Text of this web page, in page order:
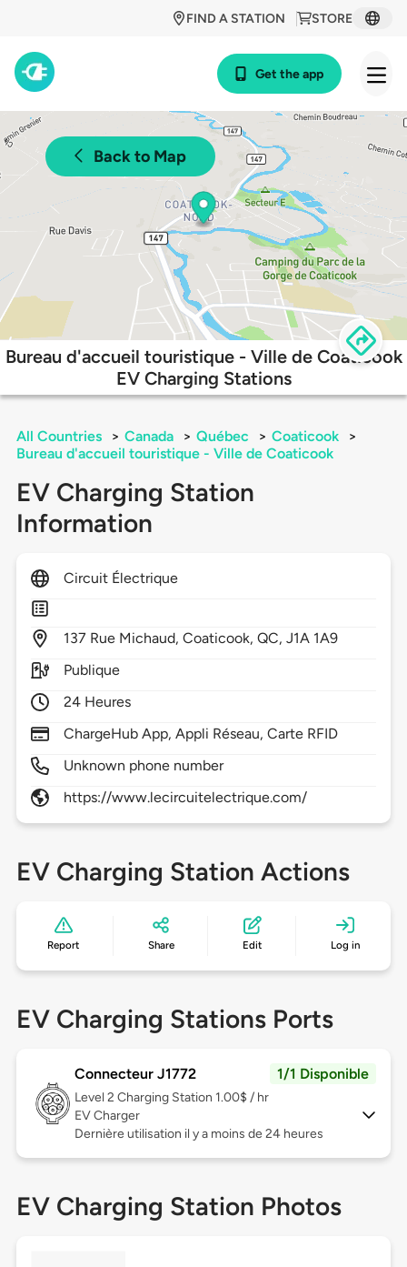
STORE
FIND A STATION
Get the app
Back to Map
Bureau d'accueil touristique - Ville de Coaticook
EV Charging Stations
All Countries > Canada > Québec > Coaticook
>
Bureau d'accueil touristique - Ville de Coaticook
EV Charging Station
Information
Circuit Électrique
137 Rue Michaud,Coaticook,QC,J1A 1A9
Publique
24 Heures
ChargeHub App, Appli Réseau, Carte RFID
Unknown phone number
https://www.lecircuitelectrique.com/
EV Charging Station Actions
Report Share Edit Log in
EV Charging Stations Ports
Connecteur J1772 1/1 Disponible
Level 2 Charging Station 1.00$ / hr
EV Charger
Dernière utilisation il y a moins de 24 heures
EV Charging Station Photos